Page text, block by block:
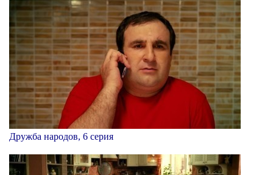
Дружба народов, 6 серия